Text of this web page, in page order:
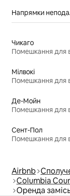
Напрямки
Чикаго
Помешкання для
Мілвокі
Помешкання для
Де-Мойн
Помешкання для
Сент-Пол
Помешкання для
Airbnb
Columbia
Оренда